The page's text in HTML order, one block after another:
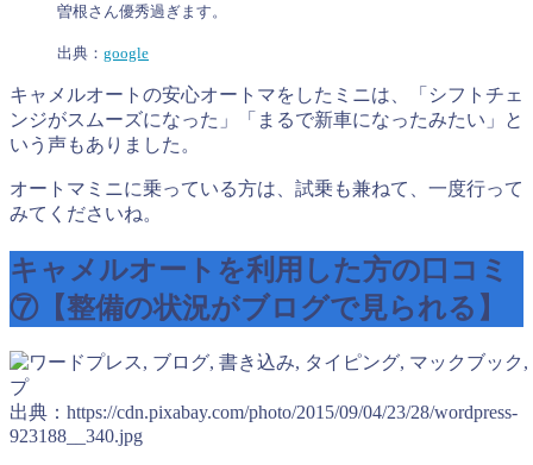
曽根さん優秀過ぎます。
出典： google
キャメルオートの安心オートマをしたミニは、「シフトチェ
ンジがスムーズになった」「まるで新車になったみたい」と
いう声もありました。
オートマミニに乗っている方は、試乗も兼ねて、一度行って
みてくださいね。
キャメルオートを利用した方の口コミ
⑦【整備の状況がブログで見られる】
出典：https://cdn.pixabay.com/photo/2015/09/04/23/28/wordpress-
923188__340.jpg